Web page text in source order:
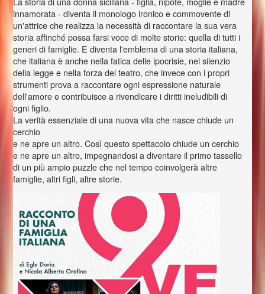
innamorata - diventa il monologo ironico e commovente di
un'attrice che realizza la necessità di raccontare la sua vera
storia affinché possa farsi voce di molte storie: quella di tutti i
generi di famiglie. E diventa l'emblema di una storia italiana,
che italiana è anche nella fatica delle ipocrisie, nel silenzio
della legge e nella forza del teatro, che invece con i propri
strumenti prova a raccontare ogni espressione naturale
dell'amore e contribuisce a rivendicare i diritti ineludibili di
ogni figlio.
La verità essenziale di una nuova vita che nasce chiude un
cerchio
e ne apre un altro. Così questo spettacolo chiude un cerchio
e ne apre un altro, impegnandosi a diventare il primo tassello
di un più ampio puzzle che nel tempo coinvolgerà altre
famiglie, altri figli, altre storie.